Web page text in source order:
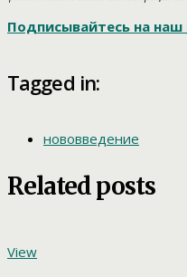
Подписывайтесь на
Tagged in:
нововведение
Related posts
View